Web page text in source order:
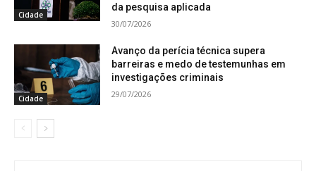
Cidade
da pesquisa aplicada
30/07/2026
Cidade
Avanço da perícia técnica supera
barreiras e medo de testemunhas em
investigações criminais
29/07/2026